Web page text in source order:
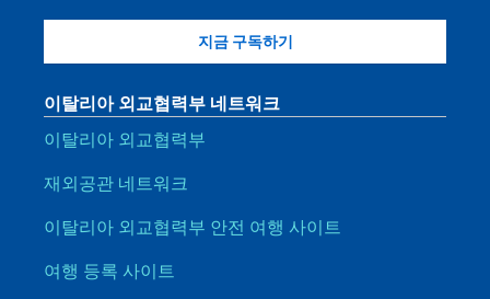
이탈리아 외교협력부 네트워크
이탈리아 외교협력부
재외공관 네트워크
이탈리아 외교협력부 안전 여행 사이트
여행 등록 사이트